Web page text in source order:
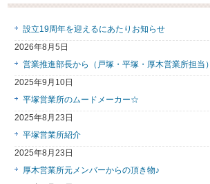
設立19周年を迎えるにあたりお知らせ
2026年8月5日
営業推進部長から（戸塚・平塚・厚木営業所担当）
2025年9月10日
平塚営業所のムードメーカー☆
2025年8月23日
平塚営業所紹介
2025年8月23日
厚木営業所元メンバーからの頂き物♪